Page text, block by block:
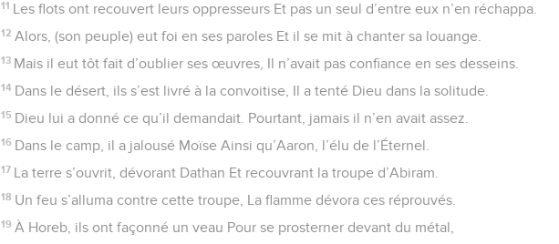
11 Les flots ont recouvert leurs oppresseurs Et pas un seul d’entre eux n’en réchappa.
12 Alors, (son peuple) eut foi en ses paroles Et il se mit à chanter sa louange.
13 Mais il eut tôt fait d’oublier ses œuvres, Il n’avait pas confiance en ses desseins.
14 Dans le désert, ils s’est livré à la convoitise, Il a tenté Dieu dans la solitude.
15 Dieu lui a donné ce qu’il demandait. Pourtant, jamais il n’en avait assez.
16 Dans le camp, il a jalousé Moïse Ainsi qu’Aaron, l’élu de l’Éternel.
17 La terre s’ouvrit, dévorant Dathan Et recouvrant la troupe d’Abiram.
18 Un feu s’alluma contre cette troupe, La flamme dévora ces réprouvés.
19 À Horeb, ils ont façonné un veau Pour se prosterner devant du métal,